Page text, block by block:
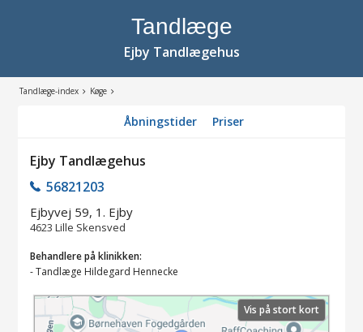
Tandlæge
Ejby Tandlægehus
Tandlæge-index Køge
Åbningstider Priser
Ejby Tandlægehus
56821203
Ejbyvej 59, 1. Ejby
4623 Lille Skensved
Behandlere på klinikken:
-Tandlæge Hildegard Hennecke
Vis på stort kort